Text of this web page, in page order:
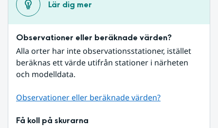
Lär dig mer
Observationer eller beräknade värden?
Alla orter har inte observationsstationer, istället
beräknas ett värde utifrån stationer i närheten
och modelldata.
Observationer eller beräknade värden?
Få koll på skurarna